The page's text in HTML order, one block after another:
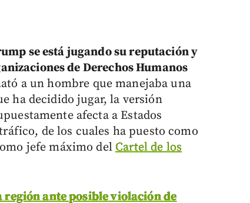
se está jugando su reputación y
de Derechos Humanos
a un hombre que manejaba una
ha decidido jugar, la versión
afecta a Estados
de los cuales ha puesto como
jefe máximo del Cartel de los
región ante posible violación de